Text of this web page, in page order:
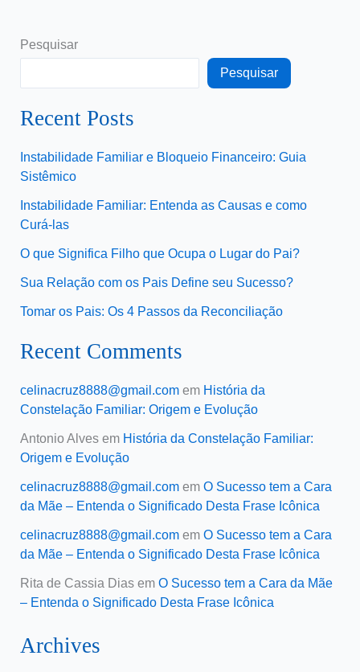
Pesquisar
Pesquisar
Recent Posts
Instabilidade Familiar e Bloqueio Financeiro: Guia
Sistêmico
Instabilidade Familiar: Entenda as Causas e como
Curá-las
O que Significa Filho que Ocupa o Lugar do Pai?
Sua Relação com os Pais Define seu Sucesso?
Tomar os Pais: Os 4 Passos da Reconciliação
Recent Comments
celinacruz8888@gmail.comem História da
Constelação Familiar: Origem e Evolução
Antonio Alvesem História da Constelação Familiar:
Origem e Evolução
celinacruz8888@gmail.comem O Sucesso tem a Cara
da Mãe – Entenda o Significado Desta Frase Icônica
celinacruz8888@gmail.comem O Sucesso tem a Cara
da Mãe – Entenda o Significado Desta Frase Icônica
Rita de Cassia Diasem O Sucesso tem a Cara da Mãe
– Entenda o Significado Desta Frase Icônica
Archives